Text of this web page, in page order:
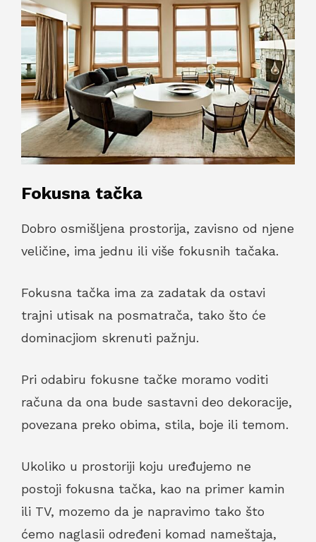
Fokusna tačka
Dobro osmišljena prostorija, zavisno od njene
veličine, ima jednu ili više fokusnih tačaka.
Fokusna tačka ima za zadatak da ostavi
trajni utisak na posmatrača, tako što će
dominacjiom skrenuti pažnju.
Pri odabiru fokusne tačke moramo voditi
računa da ona bude sastavni deo dekoracije,
povezana preko obima, stila, boje ili temom.
Ukoliko u prostoriji koju uređujemo ne
postoji fokusna tačka, kao na primer kamin
ili TV, mozemo da je napravimo tako što
ćemo naglasii određeni komad nameštaja,